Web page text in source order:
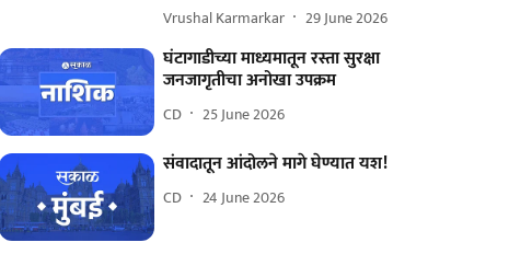
Vrushal Karmarkar 29 June 2026
घंटागाडीच्या माध्यमातून रस्ता सुरक्षा
जनजागृतीचा अनोखा उपक्रम
CD 25 June 2026
संवादातून आंदोलने मागे घेण्यात यश!
CD 24 June 2026